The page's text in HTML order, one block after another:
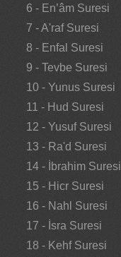
6 - En’âm Suresi
7 - A'raf Suresi
8 - Enfal Suresi
9 - Tevbe Suresi
10 - Yunus Suresi
11 - Hud Suresi
12 - Yusuf Suresi
13 - Ra'd Suresi
14 - İbrahim Suresi
15 - Hicr Suresi
16 - Nahl Suresi
17 - İsra Suresi
18 - Kehf Suresi